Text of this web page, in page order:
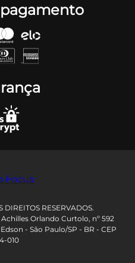
RESERVADOS.
Orlando Curtolo, nº 592
- São Paulo/SP - BR - CEP
010